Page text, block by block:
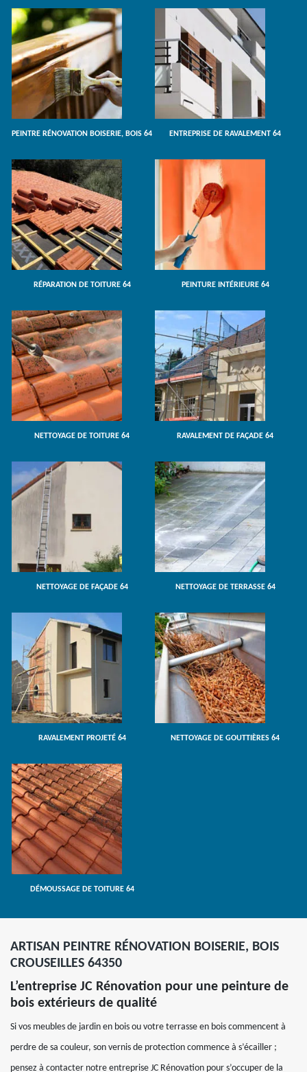
PEINTRE RÉNOVATION BOISERIE, BOIS 64 ENTREPRISE DE RAVALEMENT 64
RÉPARATION DE TOITURE 64 PEINTURE INTÉRIEURE 64
NETTOYAGE DE TOITURE 64 RAVALEMENT DE FAÇADE 64
NETTOYAGE DE FAÇADE 64 NETTOYAGE DE TERRASSE 64
RAVALEMENT PROJETÉ 64 NETTOYAGE DE GOUTTIÈRES 64
DÉMOUSSAGE DE TOITURE 64
ARTISAN PEINTRE RÉNOVATION BOISERIE, BOIS
CROUSEILLES 64350
L’entreprise JC Rénovation pour une peinture de
bois extérieurs de qualité
Si vos meubles de jardin en bois ou votre terrasse en bois commencent à
perdre de sa couleur, son vernis de protection commence à s’écailler ;
pensez à contacter notre entreprise JC Rénovation pour s’occuper de la